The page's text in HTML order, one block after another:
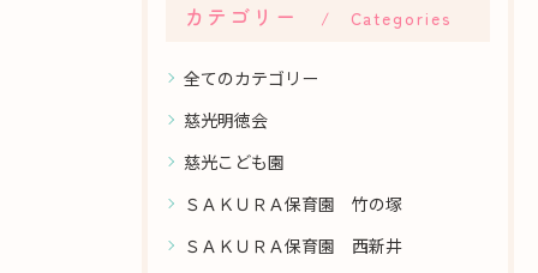
カテゴリー Categories
全てのカテゴリー
慈光明徳会
慈光こども園
ＳＡＫＵＲＡ保育園 竹の塚
ＳＡＫＵＲＡ保育園 西新井